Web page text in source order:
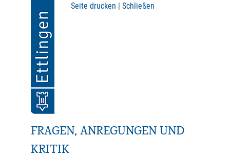
Seite drucken | Schließen
FRAGEN, ANREGUNGEN UND
KRITIK